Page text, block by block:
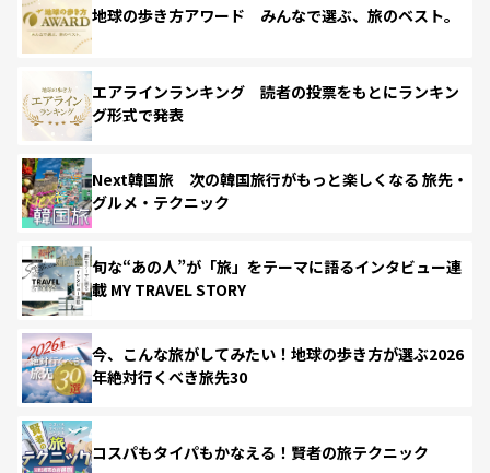
地球の歩き方アワード みんなで選ぶ、旅のベスト。
エアラインランキング 読者の投票をもとにランキン
グ形式で発表
Next韓国旅 次の韓国旅行がもっと楽しくなる 旅先・
グルメ・テクニック
旬な“あの人”が「旅」をテーマに語るインタビュー連
載 MY TRAVEL STORY
今、こんな旅がしてみたい！地球の歩き方が選ぶ2026
年絶対行くべき旅先30
コスパもタイパもかなえる！賢者の旅テクニック